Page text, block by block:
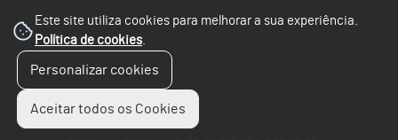
Este site utiliza cookies para melhorar a sua experiência.
Política de cookies.
Personalizar cookies
Aceitar todos os Cookies